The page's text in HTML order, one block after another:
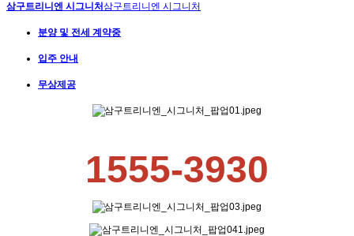
삼구트리니엔 시그니처삼구트리니엔 시그니처
분양 및 전세 계약중
입주 안내
무상제공
1555-3930